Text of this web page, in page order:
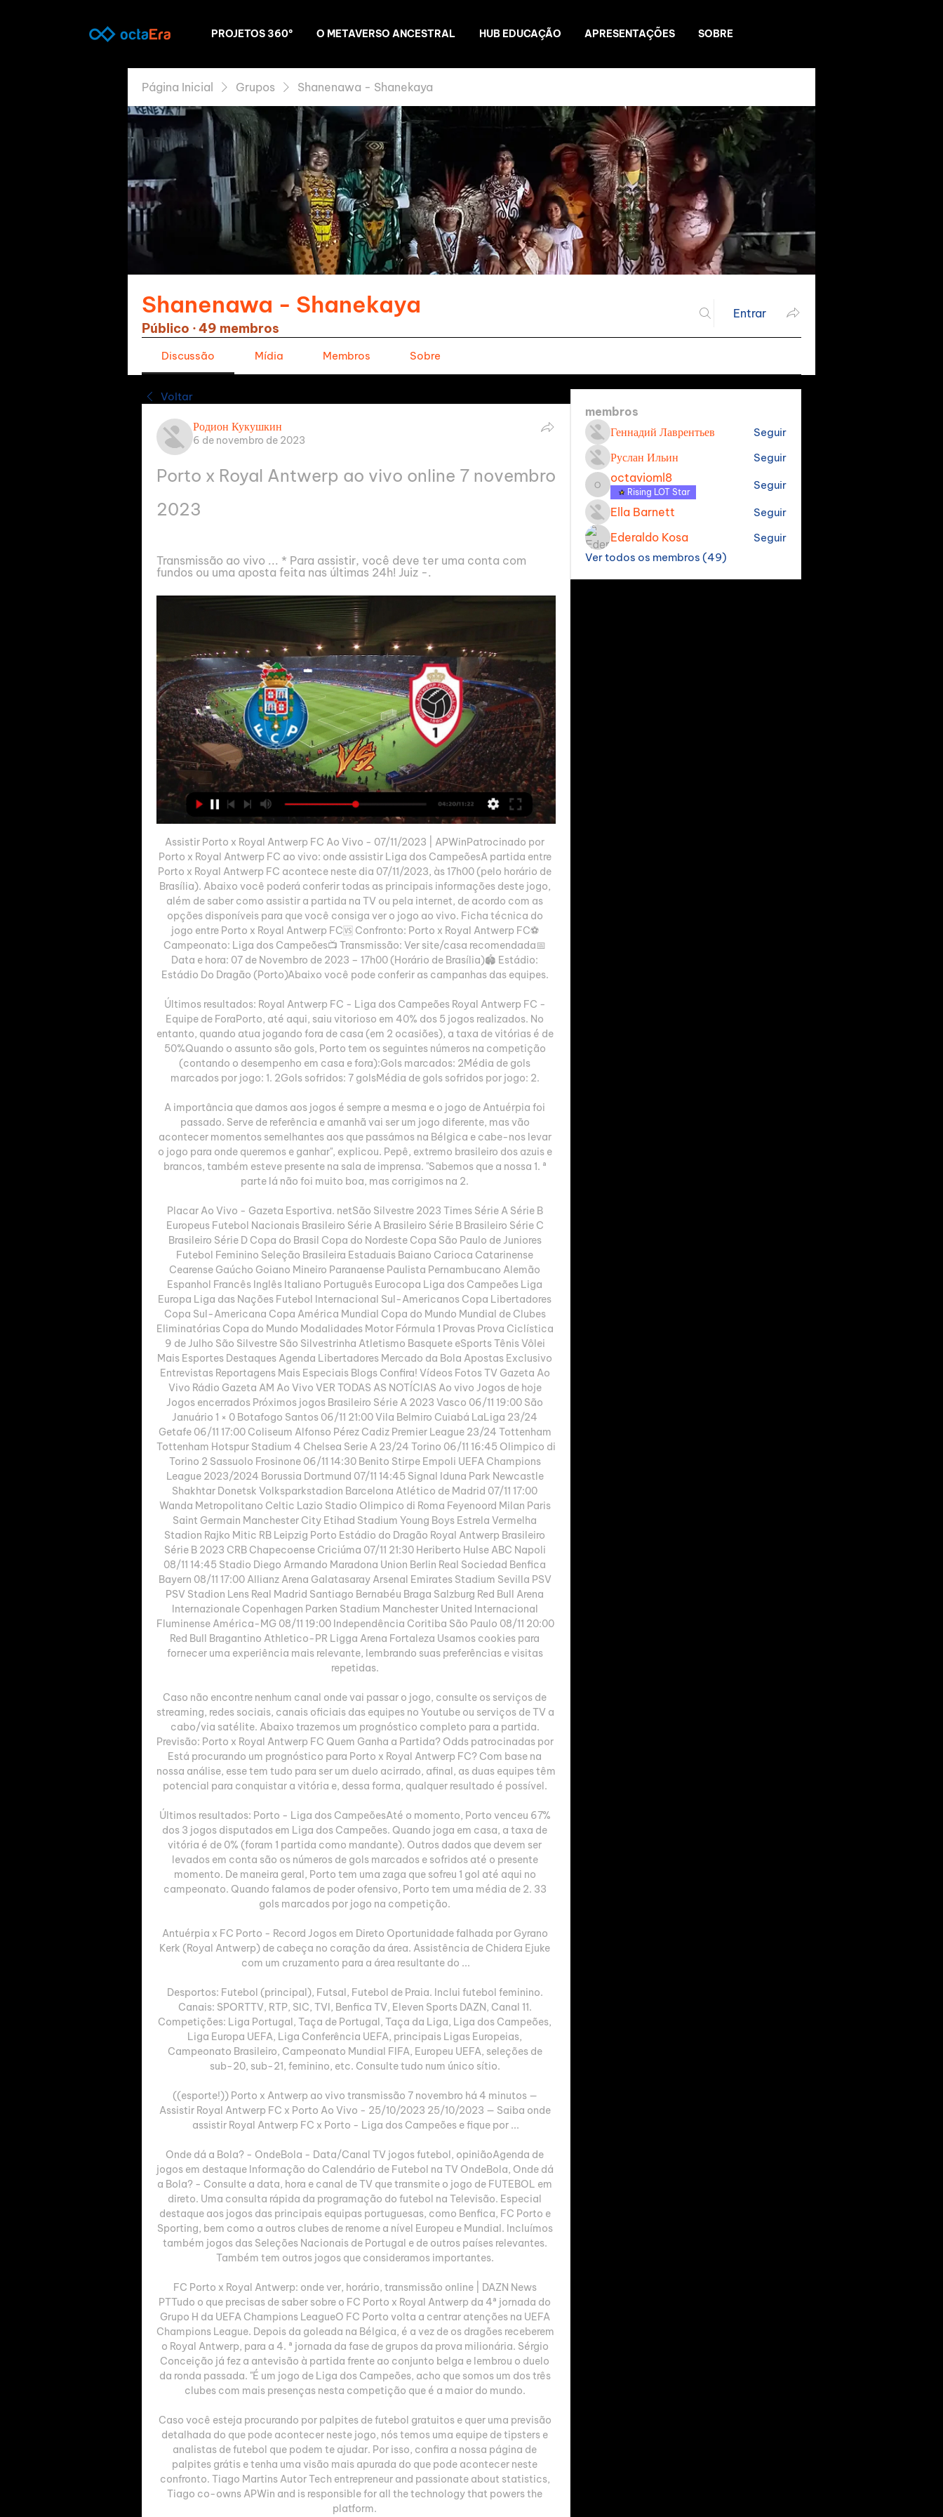
PROJETOS 360º O METAVERSO ANCESTRAL HUB EDUCAÇÃO APRESENTAÇÕES SOBRE
Página Inicial Grupos Shanenawa - Shanekaya
Shanenawa - Shanekaya
Público ·49 membros
Entrar
Discussão Mídia Membros Sobre
Voltar
Родион Кукушкин
6 de novembro de 2023
Porto x Royal Antwerp ao vivo online 7 novembro
2023
Transmissão ao vivo ... * Para assistir, você deve ter uma conta com
fundos ou uma aposta feita nas últimas 24h! Juiz -.
Assistir Porto x Royal Antwerp FC Ao Vivo - 07/11/2023 | APWinPatrocinado por
Porto x Royal Antwerp FC ao vivo: onde assistir Liga dos CampeõesA partida entre
Porto x Royal Antwerp FC acontece neste dia 07/11/2023, às 17h00 (pelo horário de
Brasília). Abaixo você poderá conferir todas as principais informações deste jogo,
além de saber como assistir a partida na TV ou pela internet, de acordo com as
opções disponíveis para que você consiga ver o jogo ao vivo. Ficha técnica do
jogo entre Porto x Royal Antwerp FC🆚 Confronto: Porto x Royal Antwerp FC⚽
Campeonato: Liga dos Campeões📺 Transmissão: Ver site/casa recomendada📅
Data e hora: 07 de Novembro de 2023 – 17h00 (Horário de Brasília)🏟️ Estádio:
Estádio Do Dragão (Porto)Abaixo você pode conferir as campanhas das equipes.
Últimos resultados: Royal Antwerp FC - Liga dos Campeões Royal Antwerp FC -
Equipe de ForaPorto, até aqui, saiu vitorioso em 40% dos 5 jogos realizados. No
entanto, quando atua jogando fora de casa (em 2 ocasiões), a taxa de vitórias é de
50%Quando o assunto são gols, Porto tem os seguintes números na competição
(contando o desempenho em casa e fora):Gols marcados: 2Média de gols
marcados por jogo: 1. 2Gols sofridos: 7 golsMédia de gols sofridos por jogo: 2.
A importância que damos aos jogos é sempre a mesma e o jogo de Antuérpia foi
passado. Serve de referência e amanhã vai ser um jogo diferente, mas vão
acontecer momentos semelhantes aos que passámos na Bélgica e cabe-nos levar
o jogo para onde queremos e ganhar", explicou. Pepê, extremo brasileiro dos azuis e
brancos, também esteve presente na sala de imprensa. "Sabemos que a nossa 1. ª
parte lá não foi muito boa, mas corrigimos na 2.
Placar Ao Vivo - Gazeta Esportiva. netSão Silvestre 2023 Times Série A Série B
Europeus Futebol Nacionais Brasileiro Série A Brasileiro Série B Brasileiro Série C
Brasileiro Série D Copa do Brasil Copa do Nordeste Copa São Paulo de Juniores
Futebol Feminino Seleção Brasileira Estaduais Baiano Carioca Catarinense
Cearense Gaúcho Goiano Mineiro Paranaense Paulista Pernambucano Alemão
Espanhol Francês Inglês Italiano Português Eurocopa Liga dos Campeões Liga
Europa Liga das Nações Futebol Internacional Sul-Americanos Copa Libertadores
Copa Sul-Americana Copa América Mundial Copa do Mundo Mundial de Clubes
Eliminatórias Copa do Mundo Modalidades Motor Fórmula 1 Provas Prova Ciclística
9 de Julho São Silvestre São Silvestrinha Atletismo Basquete eSports Tênis Vôlei
Mais Esportes Destaques Agenda Libertadores Mercado da Bola Apostas Exclusivo
Entrevistas Reportagens Mais Especiais Blogs Confira! Vídeos Fotos TV Gazeta Ao
Vivo Rádio Gazeta AM Ao Vivo VER TODAS AS NOTÍCIAS Ao vivo Jogos de hoje
Jogos encerrados Próximos jogos Brasileiro Série A 2023 Vasco 06/11 19:00 São
Januário 1 × 0 Botafogo Santos 06/11 21:00 Vila Belmiro Cuiabá LaLiga 23/24
Getafe 06/11 17:00 Coliseum Alfonso Pérez Cadiz Premier League 23/24 Tottenham
Tottenham Hotspur Stadium 4 Chelsea Serie A 23/24 Torino 06/11 16:45 Olimpico di
Torino 2 Sassuolo Frosinone 06/11 14:30 Benito Stirpe Empoli UEFA Champions
League 2023/2024 Borussia Dortmund 07/11 14:45 Signal Iduna Park Newcastle
Shakhtar Donetsk Volksparkstadion Barcelona Atlético de Madrid 07/11 17:00
Wanda Metropolitano Celtic Lazio Stadio Olimpico di Roma Feyenoord Milan Paris
Saint Germain Manchester City Etihad Stadium Young Boys Estrela Vermelha
Stadion Rajko Mitic RB Leipzig Porto Estádio do Dragão Royal Antwerp Brasileiro
Série B 2023 CRB Chapecoense Criciúma 07/11 21:30 Heriberto Hulse ABC Napoli
08/11 14:45 Stadio Diego Armando Maradona Union Berlin Real Sociedad Benfica
Bayern 08/11 17:00 Allianz Arena Galatasaray Arsenal Emirates Stadium Sevilla PSV
PSV Stadion Lens Real Madrid Santiago Bernabéu Braga Salzburg Red Bull Arena
Internazionale Copenhagen Parken Stadium Manchester United Internacional
Fluminense América-MG 08/11 19:00 Independência Coritiba São Paulo 08/11 20:00
Red Bull Bragantino Athletico-PR Ligga Arena Fortaleza Usamos cookies para
fornecer uma experiência mais relevante, lembrando suas preferências e visitas
repetidas.
Caso não encontre nenhum canal onde vai passar o jogo, consulte os serviços de
streaming, redes sociais, canais oficiais das equipes no Youtube ou serviços de TV a
cabo/via satélite. Abaixo trazemos um prognóstico completo para a partida.
Previsão: Porto x Royal Antwerp FC Quem Ganha a Partida? Odds patrocinadas por
Está procurando um prognóstico para Porto x Royal Antwerp FC? Com base na
nossa análise, esse tem tudo para ser um duelo acirrado, afinal, as duas equipes têm
potencial para conquistar a vitória e, dessa forma, qualquer resultado é possível.
Últimos resultados: Porto - Liga dos CampeõesAté o momento, Porto venceu 67%
dos 3 jogos disputados em Liga dos Campeões. Quando joga em casa, a taxa de
vitória é de 0% (foram 1 partida como mandante). Outros dados que devem ser
levados em conta são os números de gols marcados e sofridos até o presente
momento. De maneira geral, Porto tem uma zaga que sofreu 1 gol até aqui no
campeonato. Quando falamos de poder ofensivo, Porto tem uma média de 2. 33
gols marcados por jogo na competição.
Antuérpia x FC Porto - Record Jogos em Direto Oportunidade falhada por Gyrano
Kerk (Royal Antwerp) de cabeça no coração da área. Assistência de Chidera Ejuke
com um cruzamento para a área resultante do ...
Desportos: Futebol (principal), Futsal, Futebol de Praia. Inclui futebol feminino.
Canais: SPORTTV, RTP, SIC, TVI, Benfica TV, Eleven Sports DAZN, Canal 11.
Competições: Liga Portugal, Taça de Portugal, Taça da Liga, Liga dos Campeões,
Liga Europa UEFA, Liga Conferência UEFA, principais Ligas Europeias,
Campeonato Brasileiro, Campeonato Mundial FIFA, Europeu UEFA, seleções de
sub-20, sub-21, feminino, etc. Consulte tudo num único sítio.
((esporte!)) Porto x Antwerp ao vivo transmissão 7 novembro há 4 minutos —
Assistir Royal Antwerp FC x Porto Ao Vivo - 25/10/2023 25/10/2023 — Saiba onde
assistir Royal Antwerp FC x Porto - Liga dos Campeões e fique por ...
Onde dá a Bola? - OndeBola - Data/Canal TV jogos futebol, opiniãoAgenda de
jogos em destaque Informação do Calendário de Futebol na TV OndeBola, Onde dá
a Bola? - Consulte a data, hora e canal de TV que transmite o jogo de FUTEBOL em
direto. Uma consulta rápida da programação do futebol na Televisão. Especial
destaque aos jogos das principais equipas portuguesas, como Benfica, FC Porto e
Sporting, bem como a outros clubes de renome a nível Europeu e Mundial. Incluímos
também jogos das Seleções Nacionais de Portugal e de outros países relevantes.
Também tem outros jogos que consideramos importantes.
FC Porto x Royal Antwerp: onde ver, horário, transmissão online | DAZN News
PTTudo o que precisas de saber sobre o FC Porto x Royal Antwerp da 4ª jornada do
Grupo H da UEFA Champions LeagueO FC Porto volta a centrar atenções na UEFA
Champions League. Depois da goleada na Bélgica, é a vez de os dragões receberem
o Royal Antwerp, para a 4. ª jornada da fase de grupos da prova milionária. Sérgio
Conceição já fez a antevisão à partida frente ao conjunto belga e lembrou o duelo
da ronda passada. "É um jogo de Liga dos Campeões, acho que somos um dos três
clubes com mais presenças nesta competição que é a maior do mundo.
Caso você esteja procurando por palpites de futebol gratuitos e quer uma previsão
detalhada do que pode acontecer neste jogo, nós temos uma equipe de tipsters e
analistas de futebol que podem te ajudar. Por isso, confira a nossa página de
palpites grátis e tenha uma visão mais apurada do que pode acontecer neste
confronto. Tiago Martins Autor Tech entrepreneur and passionate about statistics,
Tiago co-owns APWin and is responsible for all the technology that powers the
platform.
membros
Геннадий Лаврентьев
Seguir
Руслан Ильин Seguir
octavioml8
octavioml8
Rising LOT Star
Seguir
Ella Barnett Seguir
Ederaldo Kosa
Seguir
Ver todos os membros (49)